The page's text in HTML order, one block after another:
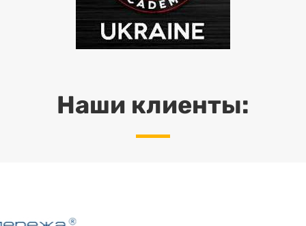
Наши клиенты: